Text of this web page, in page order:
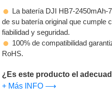
La batería DJI HB7-2450mAh-
de su batería original que cumple
fiabilidad y seguridad.
100% de compatibilidad
RoHS.
¿Es este producto el
+ Más INFO ⟶